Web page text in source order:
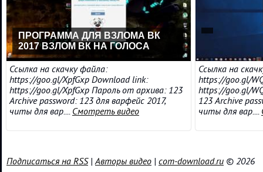
ПРОГРАММА ДЛЯ ВЗЛОМА ВК
2017 ВЗЛОМ ВК НА ГОЛОСА
Ссылка на скачку файла:
https://goo.gl/XpfGxp Download link:
https://goo.gl/XpfGxp Пароль от архива: 123
Archive password: 123 для варфейс 2017,
читы для вар.... Смотреть видео
Ссылка на
https://goo.gl/
https://goo.gl/
123 Archive
читы для вар....
Подписаться на RSS|Авторы видео | com-download.ru © 2026